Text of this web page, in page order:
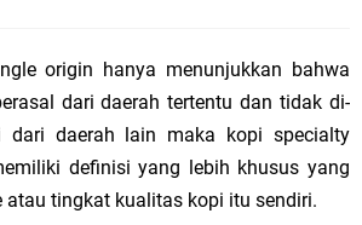
origin hanya menunjukkan bahwa
dari daerah tertentu dan tidak di-
dari daerah lain maka kopi specialty
definisi yang lebih khusus yang
atau tingkat kualitas kopi itu sendiri.